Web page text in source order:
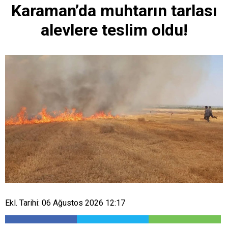
Karaman’da muhtarın tarlası
alevlere teslim oldu!
Ekl. Tarihi: 06 Ağustos 2026 12:17